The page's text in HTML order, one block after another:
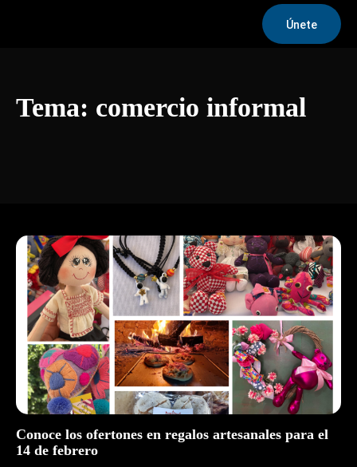
Únete
Tema: comercio informal
Conoce los ofertones en regalos artesanales para el
14 de febrero